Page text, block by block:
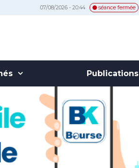
07/08/2026 - 20:44 séance fermée
Publications